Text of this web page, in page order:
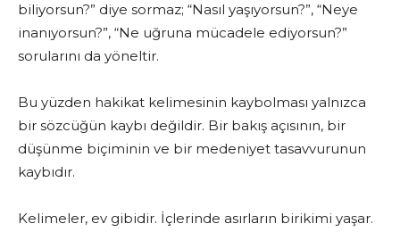
biliyorsun?” diye sormaz; “Nasıl yaşıyorsun?”, “Neye
inanıyorsun?”, “Ne uğruna mücadele ediyorsun?”
sorularını da yöneltir.
Bu yüzden hakikat kelimesinin kaybolması yalnızca
bir sözcüğün kaybı değildir. Bir bakış açısının, bir
düşünme biçiminin ve bir medeniyet tasavvurunun
kaybıdır.
Kelimeler, ev gibidir. İçlerinde asırların birikimi yaşar.